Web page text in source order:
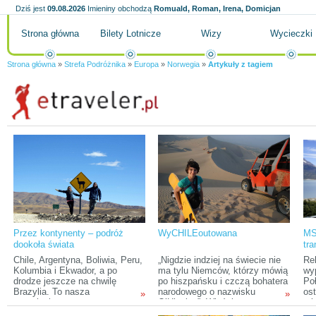
Dziś jest 09.08.2026 Imieniny obchodzą Romuald, Roman, Irena, Domicjan
Strona główna Bilety Lotnicze Wizy Wycieczki
Strona główna » Strefa Podróżnika » Europa » Norwegia » Artykuły z tagiem
Przez kontynenty – podróż
dookoła świata
Chile, Argentyna, Boliwia, Peru,
Kolumbia i Ekwador, a po
drodze jeszcze na chwilę
Brazylia. To nasza
trzymiesięczna trasa w
»
WyCHILEoutowana
„Nigdzie indziej na świecie nie
ma tylu Niemców, którzy mówią
po hiszpańsku i czczą bohatera
narodowego o nazwisku
O’Higgins”. Właśnie ta,
»